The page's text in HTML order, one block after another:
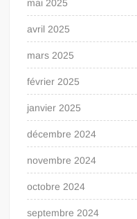
mai 2025
avril 2025
mars 2025
février 2025
janvier 2025
décembre 2024
novembre 2024
octobre 2024
septembre 2024